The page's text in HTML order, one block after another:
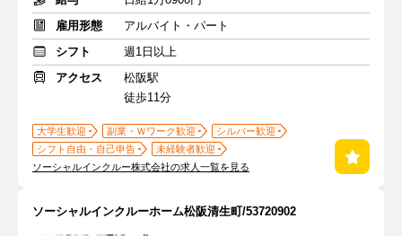
雇用形態
アルバイト・パート
シフト
週1日以上
アクセス
松阪駅
徒歩11分
大学生歓迎 副業・Ｗワーク歓迎
シルバー歓迎
シフト自由・自己申告
未経験者歓迎
ソーシャルインクルー株式会社の求人一覧を見る
ソーシャルインクルーホーム松阪清生町/53720902